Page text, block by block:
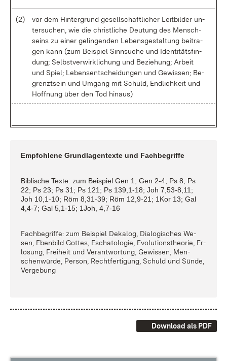
(2)
vor dem Hin­ter­grund ge­sell­schaft­li­cher Leit­bil­der un­
ter­su­chen, wie die christ­li­che Deu­tung des Mensch­
seins zu ei­ner ge­lin­gen­den Le­bens­ge­stal­tung bei­tra­
gen kann (zum Bei­spiel Sinn­su­che und Iden­ti­täts­fin­
dung; Selbst­ver­wirk­li­chung und Be­zie­hung; Ar­beit
und Spiel; Le­bens­ent­schei­dun­gen und Ge­wis­sen; Be­
grenzt­sein und Um­gang mit Schuld; End­lich­keit und
Hoff­nung über den Tod hin­aus)
Emp­foh­le­ne Grund­la­gen­tex­te und Fach­be­grif­fe
Bi­bli­sche Tex­te: zum Bei­spiel Gen 1; Gen 2-4; Ps 8; Ps
22; Ps 23; Ps 31; Ps 121; Ps 139,1-18; Joh 7,53-8,11;
Joh 10,1-10; Röm 8,31-39; Röm 12,9-21; 1Kor 13; Gal
4,4-7; Gal 5,1-15; 1Joh, 4,7-16
Fach­be­grif­fe: zum Bei­spiel De­ka­log, Dia­lo­gi­sches We­
sen, Eben­bild Got­tes, Es­cha­to­lo­gie, Evo­lu­ti­ons­theo­rie, Er­
lö­sung, Frei­heit und Ver­ant­wor­tung, Ge­wis­sen, Men­
schen­wür­de, Per­son, Recht­fer­ti­gung, Schuld und Sün­de,
Ver­ge­bung
Download als PDF